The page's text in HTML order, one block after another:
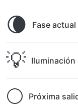
🌘 Fase actual
💡 Iluminación
🌕 Próxima